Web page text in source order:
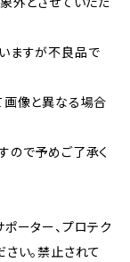
ますが不良品で
画像と異なる場合
ので予めご了承く
ーター、プロテク
い。禁止されて